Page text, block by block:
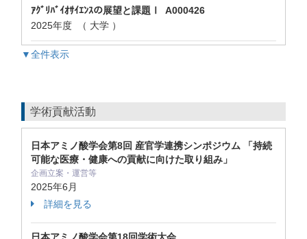
ｱｸﾞﾘﾊﾞｲｵｻｲｴﾝｽの展望と課題Ⅰ A000426
2025年度 （ 大学 ）
▼全件表示
学術貢献活動
日本アミノ酸学会第8回 産官学連携シンポジウム 「持続
可能な医療・健康への貢献に向けた取り組み」
企画立案・運営等
2025年6月
詳細を見る